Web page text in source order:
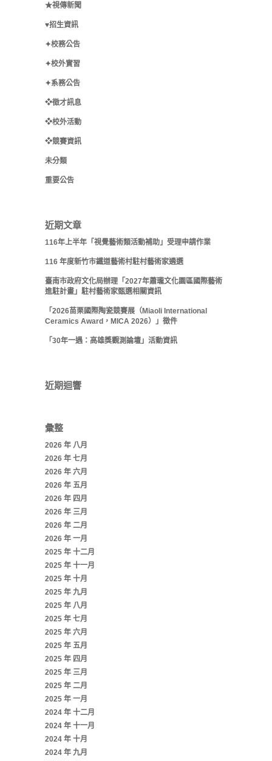
★視傳新聞
♥招生資訊
✦校務公告
✦校外實習
✦系務公告
❖徵才訊息
❖校外活動
❖競賽資訊
未分類
重要公告
近期文章
116年上半年「視覺藝術類活動補助」受理申請作業
116 年度新竹市鐵道藝術村駐村藝術家遴選
臺南市政府文化局辦理「2027年蕭瓏文化園區國際藝術
進駐計畫」駐村藝術家甄選相關資訊
「2026苗栗國際陶瓷競賽展（Miaoli International
Ceramics Award，MICA 2026）」徵件
「30年一遇：高雄獎觀測論壇」活動資訊
近期迴響
彙整
2026 年 八月
2026 年 七月
2026 年 六月
2026 年 五月
2026 年 四月
2026 年 三月
2026 年 二月
2026 年 一月
2025 年 十二月
2025 年 十一月
2025 年 十月
2025 年 九月
2025 年 八月
2025 年 七月
2025 年 六月
2025 年 五月
2025 年 四月
2025 年 三月
2025 年 二月
2025 年 一月
2024 年 十二月
2024 年 十一月
2024 年 十月
2024 年 九月